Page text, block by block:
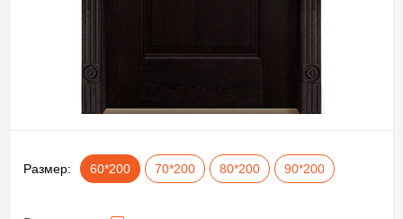
Размер: 60*200 70*200 80*200 90*200